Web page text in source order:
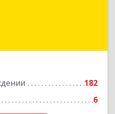
182
6
АО, Новый Уренгой г,